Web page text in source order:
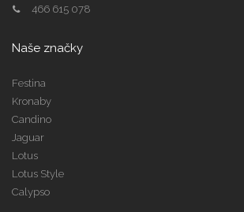
466 615 078
Naše značky
Festina
Kronaby
Candino
Jaguar
Lotus
Lotus Style
Calypso